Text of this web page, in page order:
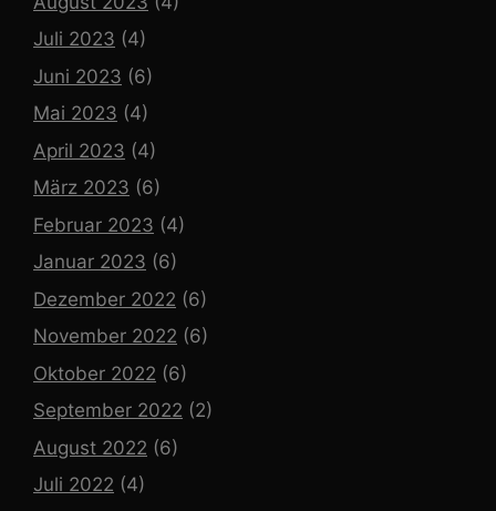
Juli 2023 (4)
Juni 2023 (6)
Mai 2023 (4)
April 2023 (4)
März 2023 (6)
Februar 2023 (4)
Januar 2023 (6)
Dezember 2022 (6)
November 2022 (6)
Oktober 2022 (6)
September 2022 (2)
August 2022 (6)
Juli 2022 (4)